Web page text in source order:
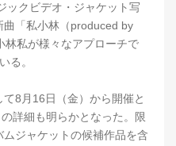
ックビデオ・ジャケット写
「私小林（produced by
林私が様々なアプローチで
る。
8月16日（金）から開催と
詳細も明らかとなった。限
ジャケットの候補作品を含